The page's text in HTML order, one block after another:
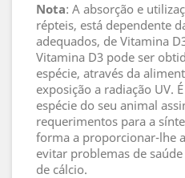
Nota: A absorção e
répteis, está dependente
adequados, de Vitamina
Vitamina D3 pode ser
espécie, através da
exposição a radiação UV.
espécie do seu animal
requerimentos para a
forma a proporcionar-lhe
evitar problemas de
de cálcio.